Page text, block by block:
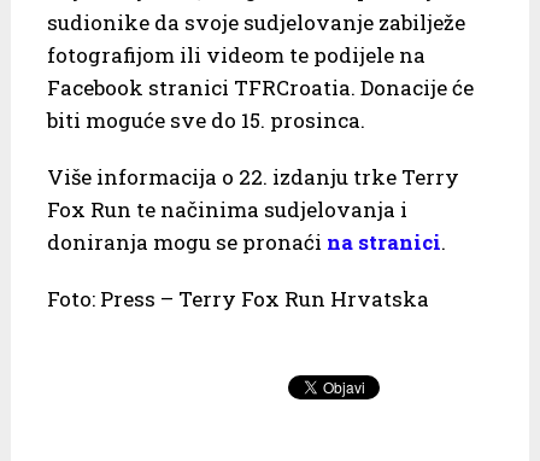
sudionike da svoje sudjelovanje zabilježe
fotografijom ili videom te podijele na
Facebook stranici TFRCroatia. Donacije će
biti moguće sve do 15. prosinca.
Više informacija o 22. izdanju trke Terry
Fox Run te načinima sudjelovanja i
doniranja mogu se pronaći na stranici.
Foto: Press – Terry Fox Run Hrvatska